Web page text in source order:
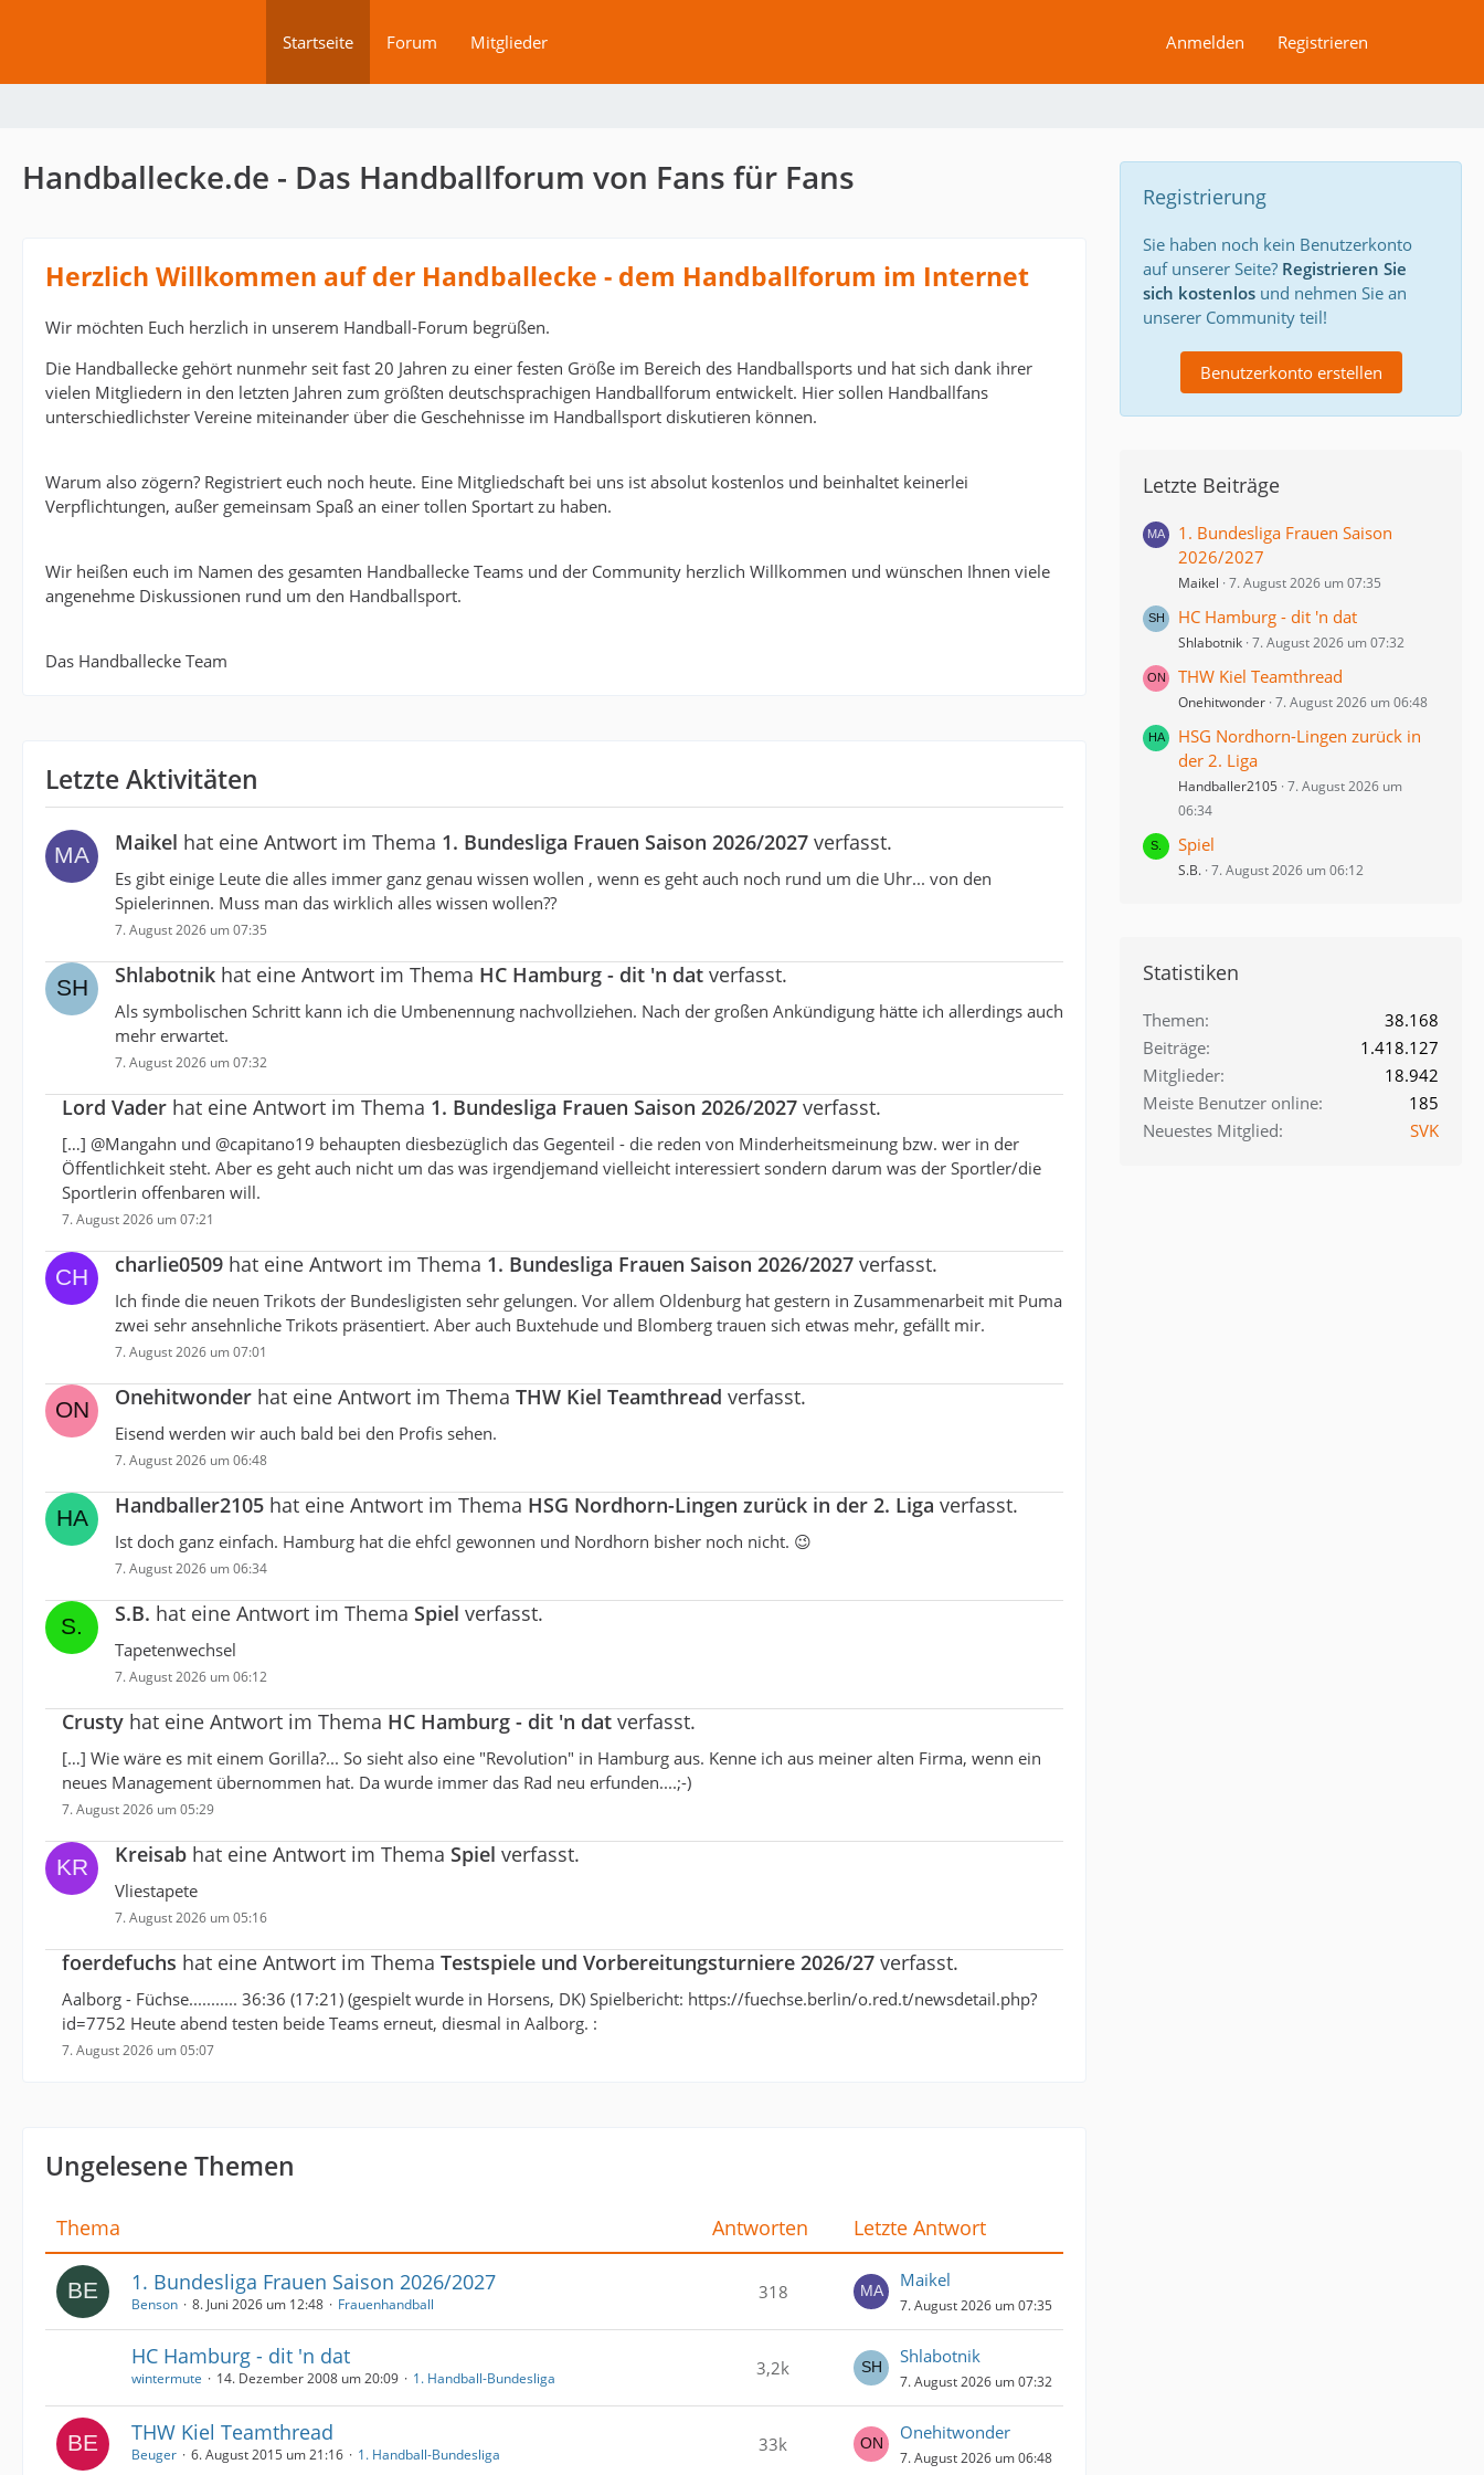
Startseite Forum Mitglieder Anmelden Registrieren
Handballecke.de - Das Handballforum von Fans für Fans
Herzlich Willkommen auf der Handballecke - dem Handballforum im Internet
Wir möchten Euch herzlich in unserem Handball-Forum begrüßen.
Die Handballecke gehört nunmehr seit fast 20 Jahren zu einer festen Größe im Bereich des Handballsports und hat sich dank ihrer
vielen Mitgliedern in den letzten Jahren zum größten deutschsprachigen Handballforum entwickelt. Hier sollen Handballfans
unterschiedlichster Vereine miteinander über die Geschehnisse im Handballsport diskutieren können.
Warum also zögern? Registriert euch noch heute. Eine Mitgliedschaft bei uns ist absolut kostenlos und beinhaltet keinerlei
Verpflichtungen, außer gemeinsam Spaß an einer tollen Sportart zu haben.
Wir heißen euch im Namen des gesamten Handballecke Teams und der Community herzlich Willkommen und wünschen Ihnen viele
angenehme Diskussionen rund um den Handballsport.
Das Handballecke Team
Letzte Aktivitäten
Maikel hat eine Antwort im Thema 1. Bundesliga Frauen Saison 2026/2027 verfasst.
Es gibt einige Leute die alles immer ganz genau wissen wollen , wenn es geht auch noch rund um die Uhr... von den
Spielerinnen. Muss man das wirklich alles wissen wollen??
7. August 2026 um 07:35
Shlabotnik hat eine Antwort im Thema HC Hamburg - dit 'n dat verfasst.
Als symbolischen Schritt kann ich die Umbenennung nachvollziehen. Nach der großen Ankündigung hätte ich allerdings auch
mehr erwartet.
7. August 2026 um 07:32
Lord Vader hat eine Antwort im Thema 1. Bundesliga Frauen Saison 2026/2027 verfasst.
[…] @Mangahn und @capitano19 behaupten diesbezüglich das Gegenteil - die reden von Minderheitsmeinung bzw. wer in der
Öffentlichkeit steht. Aber es geht auch nicht um das was irgendjemand vielleicht interessiert sondern darum was der Sportler/die
Sportlerin offenbaren will.
7. August 2026 um 07:21
charlie0509 hat eine Antwort im Thema 1. Bundesliga Frauen Saison 2026/2027 verfasst.
Ich finde die neuen Trikots der Bundesligisten sehr gelungen. Vor allem Oldenburg hat gestern in Zusammenarbeit mit Puma
zwei sehr ansehnliche Trikots präsentiert. Aber auch Buxtehude und Blomberg trauen sich etwas mehr, gefällt mir.
7. August 2026 um 07:01
Onehitwonder hat eine Antwort im Thema THW Kiel Teamthread verfasst.
Eisend werden wir auch bald bei den Profis sehen.
7. August 2026 um 06:48
Handballer2105 hat eine Antwort im Thema HSG Nordhorn-Lingen zurück in der 2. Liga verfasst.
Ist doch ganz einfach. Hamburg hat die ehfcl gewonnen und Nordhorn bisher noch nicht. 😉
7. August 2026 um 06:34
S.B. hat eine Antwort im Thema Spiel verfasst.
Tapetenwechsel
7. August 2026 um 06:12
Crusty hat eine Antwort im Thema HC Hamburg - dit 'n dat verfasst.
[…] Wie wäre es mit einem Gorilla?... So sieht also eine "Revolution" in Hamburg aus. Kenne ich aus meiner alten Firma, wenn ein
neues Management übernommen hat. Da wurde immer das Rad neu erfunden....;-)
7. August 2026 um 05:29
Kreisab hat eine Antwort im Thema Spiel verfasst.
Vliestapete
7. August 2026 um 05:16
foerdefuchs hat eine Antwort im Thema Testspiele und Vorbereitungsturniere 2026/27 verfasst.
Aalborg - Füchse........... 36:36 (17:21) (gespielt wurde in Horsens, DK) Spielbericht: https://fuechse.berlin/o.red.t/newsdetail.php?
id=7752 Heute abend testen beide Teams erneut, diesmal in Aalborg. :
7. August 2026 um 05:07
Ungelesene Themen
Thema Antworten Letzte Antwort
1. Bundesliga Frauen Saison 2026/2027
Benson 8. Juni 2026 um 12:48 Frauenhandball
318
Maikel
7. August 2026 um 07:35
HC Hamburg - dit 'n dat
wintermute 14. Dezember 2008 um 20:09 1. Handball-Bundesliga 3,2k
Shlabotnik
7. August 2026 um 07:32
THW Kiel Teamthread
Beuger 6. August 2015 um 21:16 1. Handball-Bundesliga 33k
Onehitwonder
7. August 2026 um 06:48
Registrierung
Sie haben noch kein Benutzerkonto
auf unserer Seite? Registrieren Sie
sich kostenlos und nehmen Sie an
unserer Community teil!
Benutzerkonto erstellen
Letzte Beiträge
1. Bundesliga Frauen Saison
2026/2027
Maikel 7. August 2026 um 07:35
HC Hamburg - dit 'n dat
Shlabotnik 7. August 2026 um 07:32
THW Kiel Teamthread
Onehitwonder 7. August 2026 um 06:48
HSG Nordhorn-Lingen zurück in
der 2. Liga
Handballer2105 7. August 2026 um
06:34
Spiel
S.B. 7. August 2026 um 06:12
Statistiken
Themen
38.168
Beiträge
1.418.127
Mitglieder
18.942
Meiste Benutzer online
185
Neuestes Mitglied
SVK